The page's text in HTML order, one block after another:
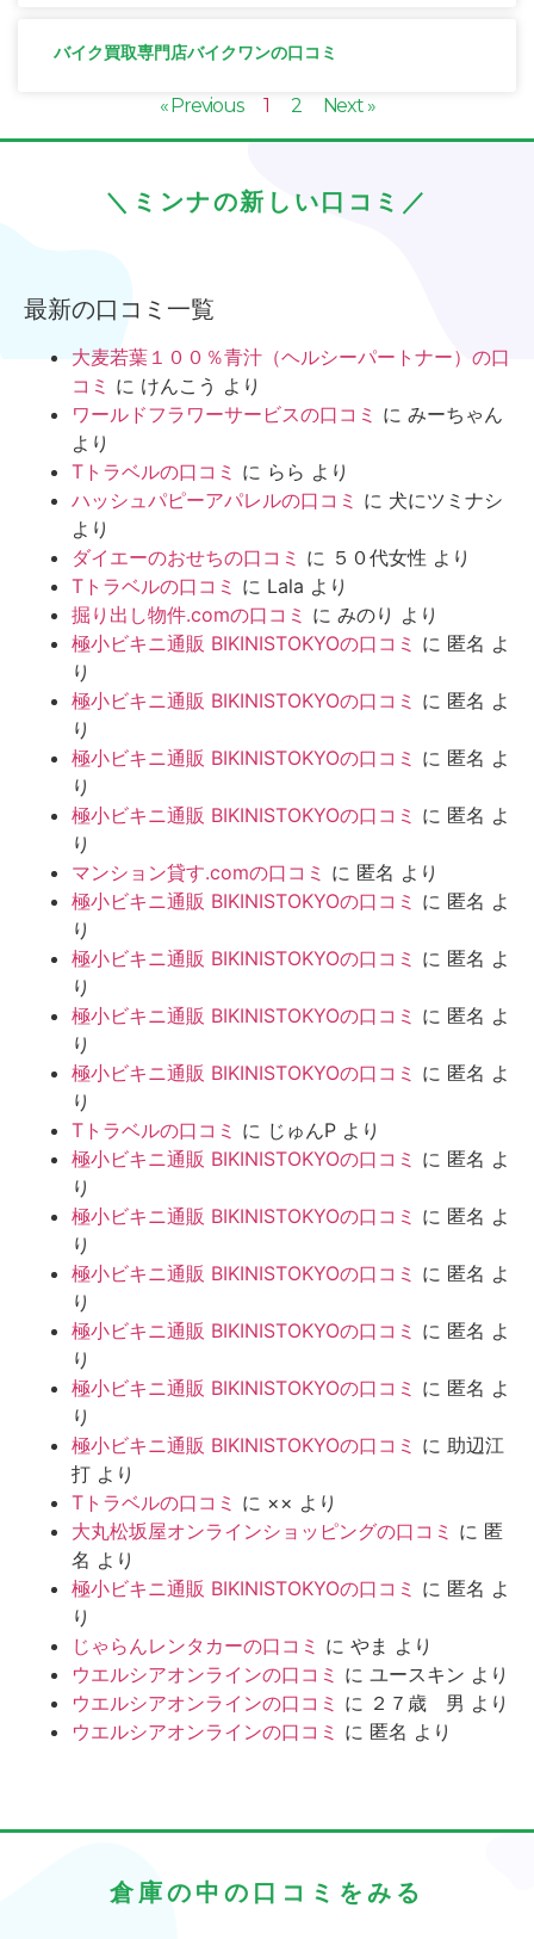
バイク買取専門店バイクワンの口コミ
« Previous 1 2 Next »
＼ミンナの新しい口コミ／
最新の口コミ一覧
大麦若葉１００％青汁（ヘルシーパートナー）の口
コミ に けんこう より
ワールドフラワーサービスの口コミ に みーちゃん
より
Tトラベルの口コミ に らら より
ハッシュパピーアパレルの口コミ に 犬にツミナシ
より
ダイエーのおせちの口コミ に ５０代女性 より
Tトラベルの口コミ に Lala より
掘り出し物件.comの口コミ に みのり より
極小ビキニ通販 BIKINISTOKYOの口コミ に 匿名 よ
り
極小ビキニ通販 BIKINISTOKYOの口コミ に 匿名 よ
り
極小ビキニ通販 BIKINISTOKYOの口コミ に 匿名 よ
り
極小ビキニ通販 BIKINISTOKYOの口コミ に 匿名 よ
り
マンション貸す.comの口コミ に 匿名 より
極小ビキニ通販 BIKINISTOKYOの口コミ に 匿名 よ
り
極小ビキニ通販 BIKINISTOKYOの口コミ に 匿名 よ
り
極小ビキニ通販 BIKINISTOKYOの口コミ に 匿名 よ
り
極小ビキニ通販 BIKINISTOKYOの口コミ に 匿名 よ
り
Tトラベルの口コミ に じゅんP より
極小ビキニ通販 BIKINISTOKYOの口コミ に 匿名 よ
り
極小ビキニ通販 BIKINISTOKYOの口コミ に 匿名 よ
り
極小ビキニ通販 BIKINISTOKYOの口コミ に 匿名 よ
り
極小ビキニ通販 BIKINISTOKYOの口コミ に 匿名 よ
り
極小ビキニ通販 BIKINISTOKYOの口コミ に 匿名 よ
り
極小ビキニ通販 BIKINISTOKYOの口コミ に 助辺江
打 より
Tトラベルの口コミ に ×× より
大丸松坂屋オンラインショッピングの口コミ に 匿
名 より
極小ビキニ通販 BIKINISTOKYOの口コミ に 匿名 よ
り
じゃらんレンタカーの口コミ に やま より
ウエルシアオンラインの口コミ に ユースキン より
ウエルシアオンラインの口コミ に ２７歳 男 より
ウエルシアオンラインの口コミ に 匿名 より
倉庫の中の口コミをみる